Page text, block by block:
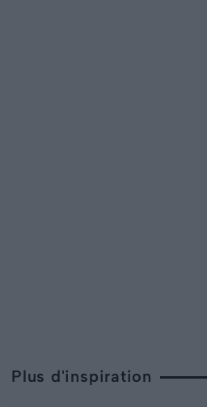
Plus d'inspiration